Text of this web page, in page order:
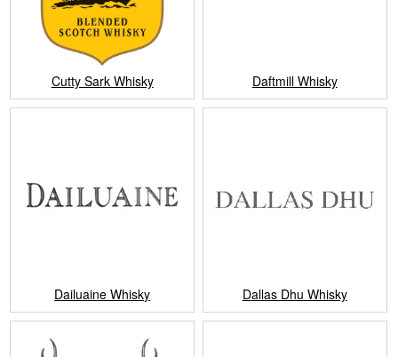
Cutty Sark Whisky Daftmill Whisky
Dailuaine Whisky Dallas Dhu Whisky